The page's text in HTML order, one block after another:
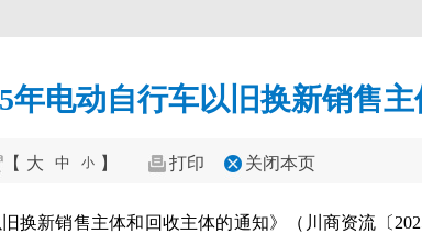
电动自行车以旧换新销售
【 大 中 小 】 打印 关闭本页
换新销售主体和回收主体的通知》（川商资流 〔